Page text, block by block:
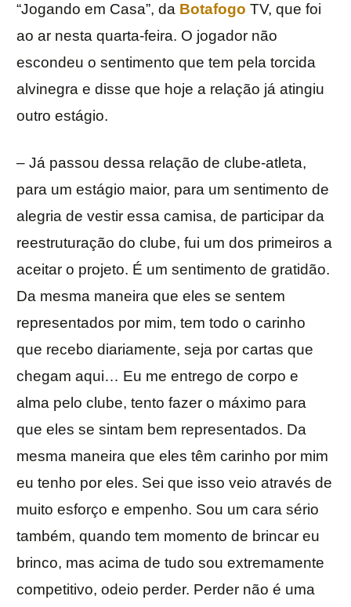
“Jogando em Casa”, da Botafogo TV, que foi
ao ar nesta quarta-feira. O jogador não
escondeu o sentimento que tem pela torcida
alvinegra e disse que hoje a relação já atingiu
outro estágio.
– Já passou dessa relação de clube-atleta,
para um estágio maior, para um sentimento de
alegria de vestir essa camisa, de participar da
reestruturação do clube, fui um dos primeiros a
aceitar o projeto. É um sentimento de gratidão.
Da mesma maneira que eles se sentem
representados por mim, tem todo o carinho
que recebo diariamente, seja por cartas que
chegam aqui… Eu me entrego de corpo e
alma pelo clube, tento fazer o máximo para
que eles se sintam bem representados. Da
mesma maneira que eles têm carinho por mim
eu tenho por eles. Sei que isso veio através de
muito esforço e empenho. Sou um cara sério
também, quando tem momento de brincar eu
brinco, mas acima de tudo sou extremamente
competitivo, odeio perder. Perder não é uma